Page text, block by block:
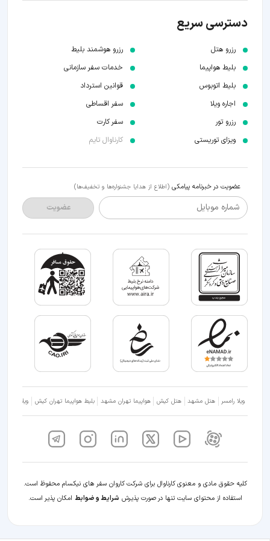
دسترسی سریع
رزرو هتل
بلیط هواپیما
بلیط اتوبوس
اجاره ویلا
رزرو تور
ویزای توریستی
رزرو هوشمند بلیط
خدمات سفر سازمانی
قوانین استرداد
سفر اقساطی
سفر کارت
کارناوال تایم
عضویت در خبرنامه پیامکی (اطلاع از هدایا جشنواره‌ها و تخفیف‌ها)
شماره موبایل عضویت
ویلا رامسر هتل مشهد هتل کیش هواپیما تهران مشهد بلیط هواپیما تهران کیش ویلا شمال
کلیه حقوق مادی و معنوی کارناوال برای شرکت کاروان سفر های نیکسام محفوظ است.
استفاده از محتوای سایت تنها در صورت پذیرش شرایط و ضوابط امکان پذیر است.